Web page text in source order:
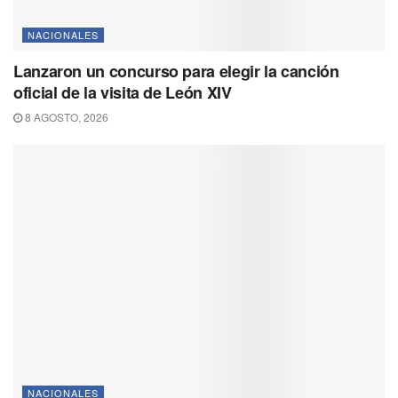
NACIONALES
Lanzaron un concurso para elegir la canción
oficial de la visita de León XIV
8 AGOSTO, 2026
NACIONALES